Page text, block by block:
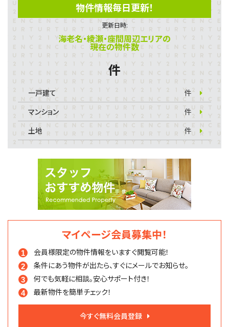
物件情報毎日更新！
更新日時:
海老名・綾瀬・座間周辺エリアの
現在の物件数
件
一戸建て
件
マンション
件
土地
件
マイページ会員募集中！
会員様限定の物件情報をいますぐ閲覧可能！
条件にあう物件が出たら、すぐにメールでお知らせ。
何でも気軽に相談。安心サポート付き！
最新物件を簡単チェック！
今すぐ無料会員登録